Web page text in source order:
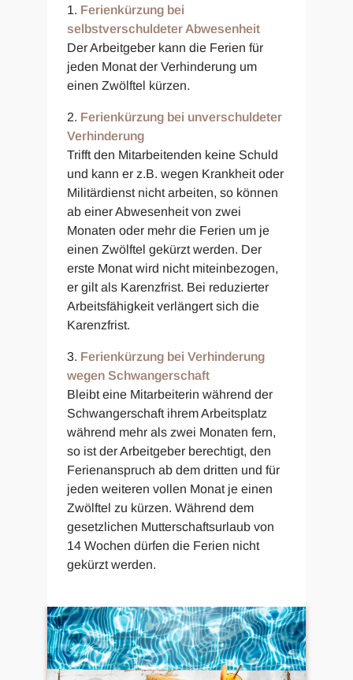
Ferienkürzung bei
selbstverschuldeter Abwesenheit
Der Arbeitgeber kann die Ferien für
jeden Monat der Verhinderung um
einen Zwölftel kürzen.
Ferienkürzung bei unverschuldeter
Verhinderung
Trifft den Mitarbeitenden keine Schuld
und kann er z.B. wegen Krankheit oder
Militärdienst nicht arbeiten, so können
ab einer Abwesenheit von zwei
Monaten oder mehr die Ferien um je
einen Zwölftel gekürzt werden. Der
erste Monat wird nicht miteinbezogen,
er gilt als Karenzfrist. Bei reduzierter
Arbeitsfähigkeit verlängert sich die
Karenzfrist.
Ferienkürzung bei Verhinderung
wegen Schwangerschaft
Bleibt eine Mitarbeiterin während der
Schwangerschaft ihrem Arbeitsplatz
während mehr als zwei Monaten fern,
so ist der Arbeitgeber berechtigt, den
Ferienanspruch ab dem dritten und für
jeden weiteren vollen Monat je einen
Zwölftel zu kürzen. Während dem
gesetzlichen Mutterschaftsurlaub von
14 Wochen dürfen die Ferien nicht
gekürzt werden.